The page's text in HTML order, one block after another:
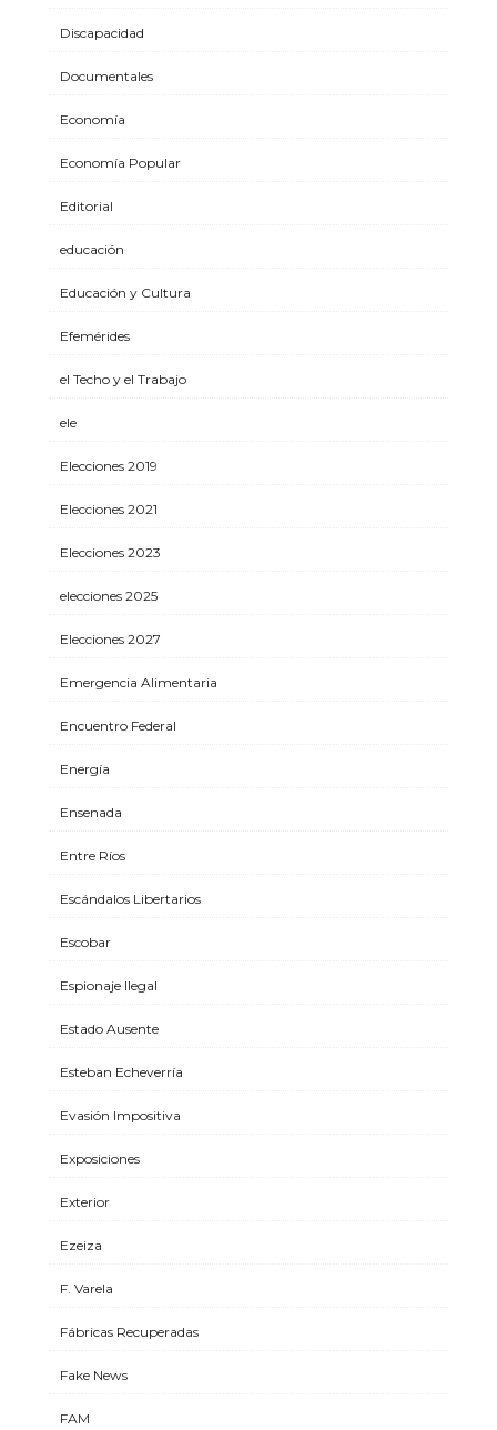
Discapacidad
Documentales
Economía
Economía Popular
Editorial
educación
Educación y Cultura
Efemérides
el Techo y el Trabajo
ele
Elecciones 2019
Elecciones 2021
Elecciones 2023
elecciones 2025
Elecciones 2027
Emergencia Alimentaria
Encuentro Federal
Energía
Ensenada
Entre Ríos
Escándalos Libertarios
Escobar
Espionaje Ilegal
Estado Ausente
Esteban Echeverría
Evasión Impositiva
Exposiciones
Exterior
Ezeiza
F. Varela
Fábricas Recuperadas
Fake News
FAM